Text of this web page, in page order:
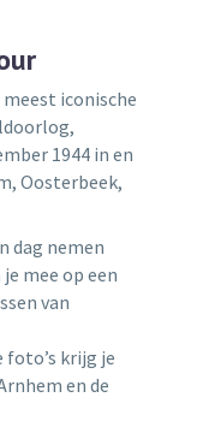
meest iconische
1944 in en
Oosterbeek,
dag nemen
mee op een
van
krijg je
en de